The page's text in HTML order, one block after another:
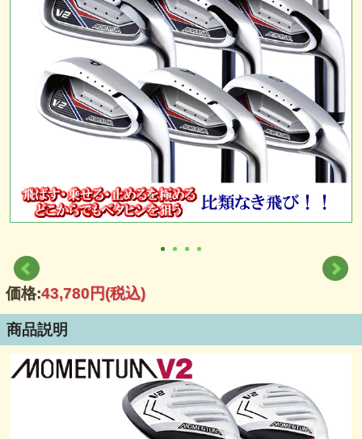
価格:43,780円(税込)
商品説明